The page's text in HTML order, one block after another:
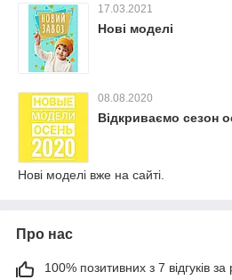
17.03.2021
Нові моделі
08.08.2020
Відкриваємо сезон
Нові моделі вже на сайті.
Про нас
100% позитивних з 7 відгуків за